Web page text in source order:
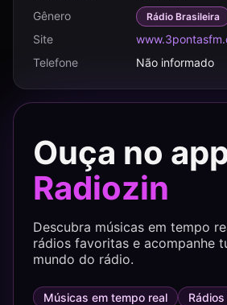
Gênero
Rádio Brasileira
Site
Telefone
Não informado
Ouça no
Radiozin
Descubra músicas em tempo
rádios favoritas e acompanhe
mundo do rádio.
Músicas em tempo real